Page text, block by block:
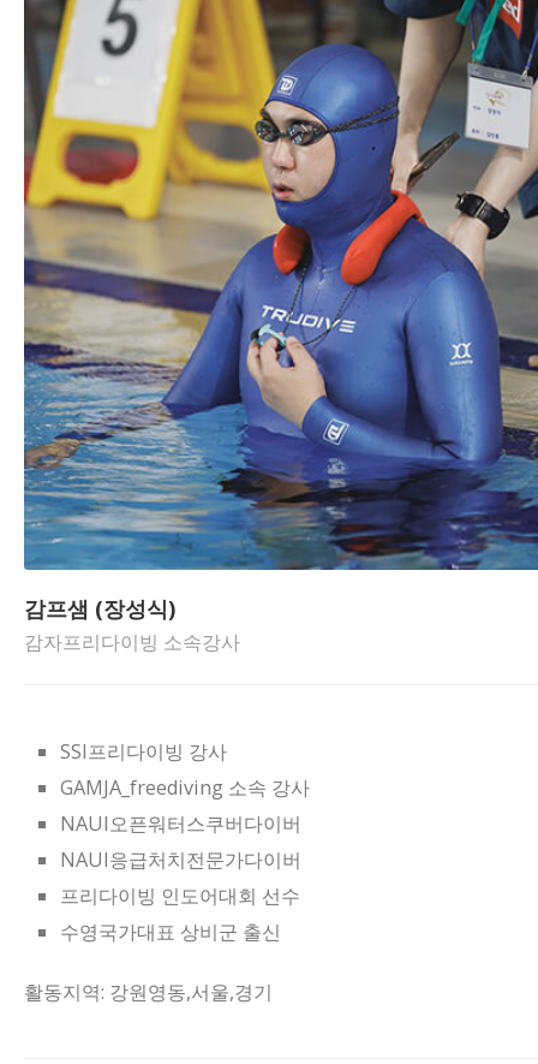
감프샘 (장성식)
감자프리다이빙 소속강사
SSI프리다이빙 강사
GAMJA_freediving 소속 강사
NAUI오픈워터스쿠버다이버
NAUI응급처치전문가다이버
프리다이빙 인도어대회 선수
수영국가대표 상비군 출신
활동지역: 강원영동,서울,경기